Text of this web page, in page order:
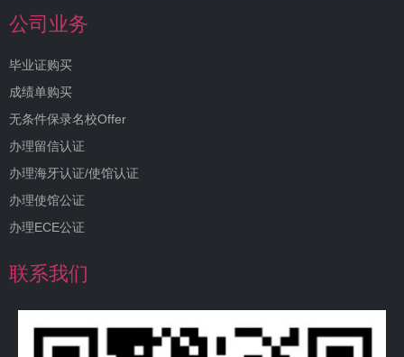
公司业务
毕业证购买
成绩单购买
无条件保录名校Offer
办理留信认证
办理海牙认证/使馆认证
办理使馆公证
办理ECE公证
联系我们